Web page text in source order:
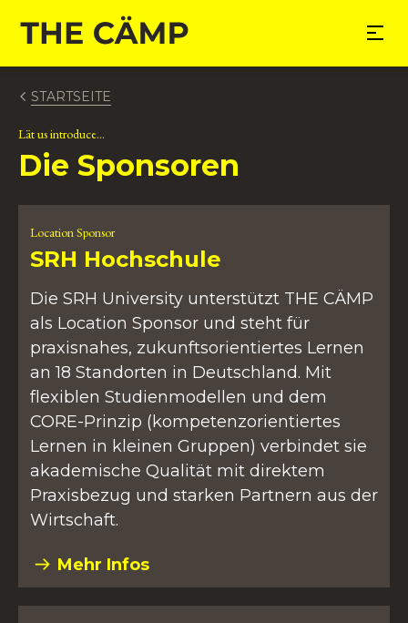
springen
STARTSEITE
Lät us introduce...
Die Sponsoren
Location Sponsor
SRH Hochschule
Die SRH University unterstützt THE CÄMP
als Location Sponsor und steht für
praxisnahes, zukunftsorientiertes Lernen
an 18 Standorten in Deutschland. Mit
flexiblen Studienmodellen und dem
CORE-Prinzip (kompetenzorientiertes
Lernen in kleinen Gruppen) verbindet sie
akademische Qualität mit direktem
Praxisbezug und starken Partnern aus der
Wirtschaft.
Mehr Infos